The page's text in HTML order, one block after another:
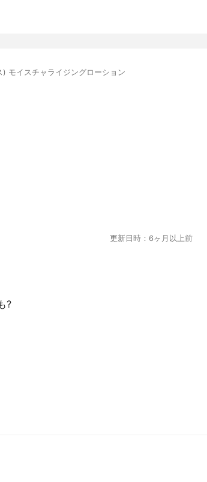
) モイスチャライジングローション
更新日時：6ヶ月以上前
?